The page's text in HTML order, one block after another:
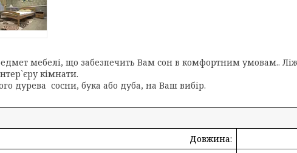
мебелі, що забезпечить Вам сон в комфортним умовам..
кімнати.
дурева сосни, бука або дуба, на Ваш вибір.
Довжина: